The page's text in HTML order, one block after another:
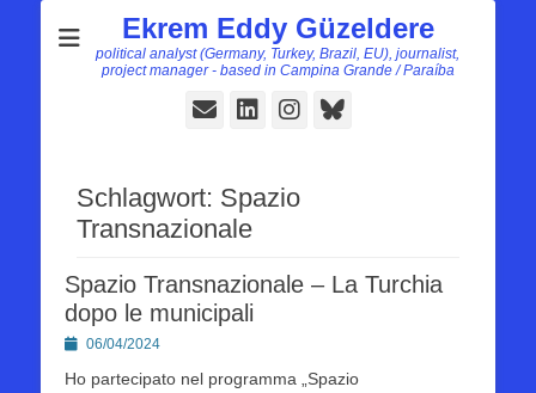
Ekrem Eddy Güzeldere
political analyst (Germany, Turkey, Brazil, EU), journalist,
project manager - based in Campina Grande / Paraíba
E-
LinkedIn
Instagram
Bluesky
Schlagwort: Spazio
Transnazionale
Spazio Transnazionale – La Turchia
dopo le municipali
Posted06/04/2024
Ho partecipato nel programma „Spazio